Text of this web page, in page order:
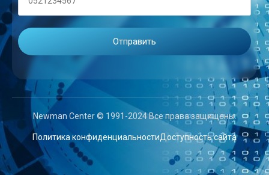
Newman Center © 1991-2024 Все права защищены.
Политика конфиденциальностиДоступность сайта